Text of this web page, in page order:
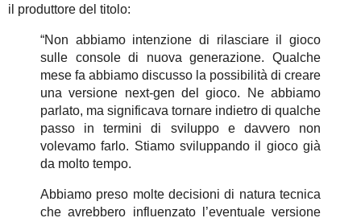
il produttore del titolo:
“Non abbiamo intenzione di rilasciare il gioco
sulle console di nuova generazione. Qualche
mese fa abbiamo discusso la possibilità di creare
una versione next-gen del gioco. Ne abbiamo
parlato, ma significava tornare indietro di qualche
passo in termini di sviluppo e davvero non
volevamo farlo. Stiamo sviluppando il gioco già
da molto tempo.
Abbiamo preso molte decisioni di natura tecnica
che avrebbero influenzato l’eventuale versione